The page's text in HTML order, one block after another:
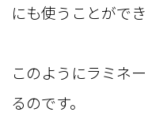
にも使うことができ
このようにラミネ
るのです。